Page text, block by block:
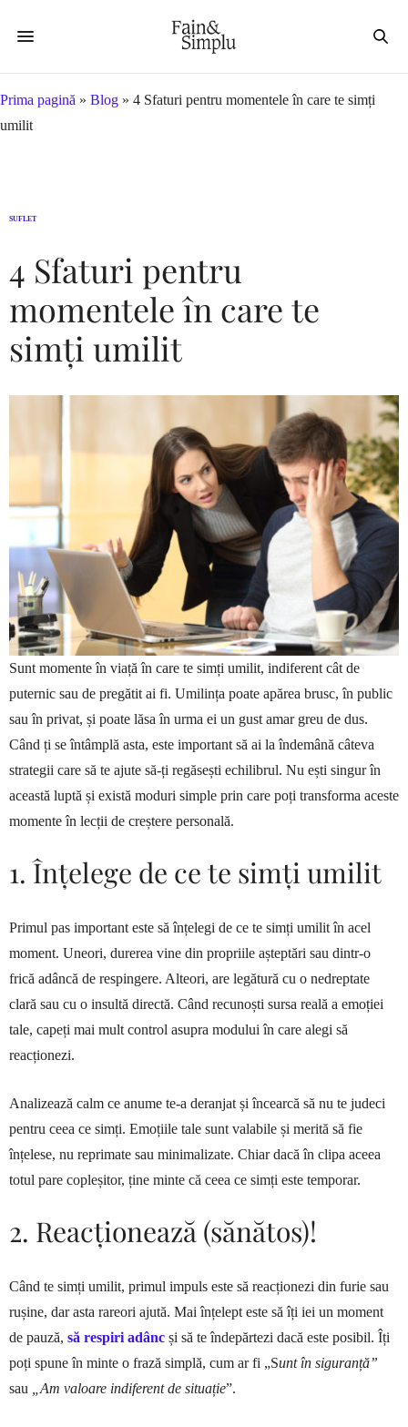
Prima pagină » Blog » 4 Sfaturi pentru momentele în care te simți
umilit
SUFLET
4 Sfaturi pentru
momentele în care te
simți umilit
Sunt momente în viață în care te simți umilit, indiferent cât de
puternic sau de pregătit ai fi. Umilința poate apărea brusc, în public
sau în privat, și poate lăsa în urma ei un gust amar greu de dus.
Când ți se întâmplă asta, este important să ai la îndemână câteva
strategii care să te ajute să-ți regăsești echilibrul. Nu ești singur în
această luptă și există moduri simple prin care poți transforma aceste
momente în lecții de creștere personală.
1. Înțelege de ce te simți umilit
Primul pas important este să înțelegi de ce te simți umilit în acel
moment. Uneori, durerea vine din propriile așteptări sau dintr-o
frică adâncă de respingere. Alteori, are legătură cu o nedreptate
clară sau cu o insultă directă. Când recunoști sursa reală a emoției
tale, capeți mai mult control asupra modului în care alegi să
reacționezi.
Analizează calm ce anume te-a deranjat și încearcă să nu te judeci
pentru ceea ce simți. Emoțiile tale sunt valabile și merită să fie
înțelese, nu reprimate sau minimalizate. Chiar dacă în clipa aceea
totul pare copleșitor, ține minte că ceea ce simți este temporar.
2. Reacționează (sănătos)!
Când te simți umilit, primul impuls este să reacționezi din furie sau
rușine, dar asta rareori ajută. Mai înțelept este să îți iei un moment
de pauză, să respiri adânc și să te îndepărtezi dacă este posibil. Îți
poți spune în minte o frază simplă, cum ar fi „Sunt în siguranță”
sau „Am valoare indiferent de situație”.